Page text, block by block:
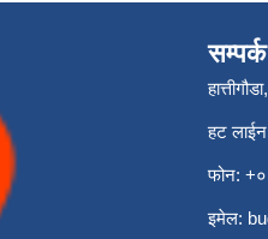
हट
फोन:
इमेल: